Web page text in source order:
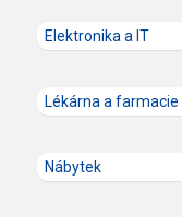
Elektronika a IT
Lékárna a farmacie
Nábytek